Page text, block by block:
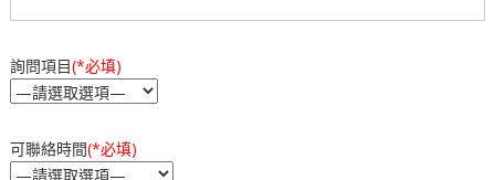
詢問項目(*必填)
可聯絡時間(*必填)